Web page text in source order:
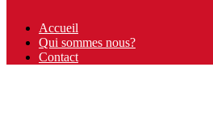
Accueil
Qui sommes nous?
Contact